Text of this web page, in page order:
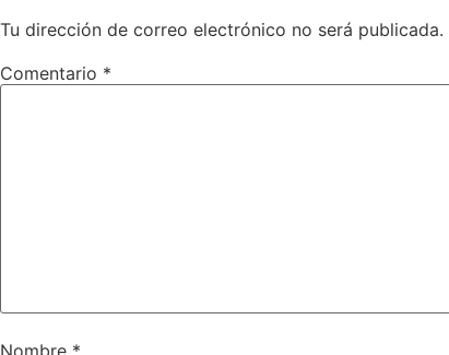
Tu dirección de correo electrónico no será publicada.
Comentario *